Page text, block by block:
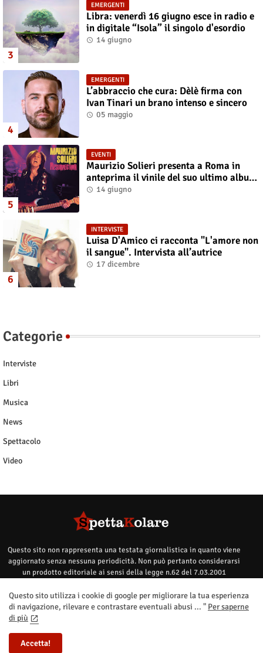
EMERGENTI
Libra: venerdì 16 giugno esce in radio e
in digitale “Isola” il singolo d'esordio
14 giugno
EMERGENTI
L’abbraccio che cura: Dèlè firma con
Ivan Tinari un brano intenso e sincero
05 maggio
EVENTI
Maurizio Solieri presenta a Roma in
anteprima il vinile del suo ultimo album
“Resurrection”
14 giugno
INTERVISTE
Luisa D'Amico ci racconta "L'amore non
il sangue". Intervista all’autrice
17 dicembre
Categorie
Interviste
Libri
Musica
News
Spettacolo
Video
Questo sito non rappresenta una testata giornalistica in quanto viene
aggiornato senza nessuna periodicità. Non può pertanto considerarsi
un prodotto editoriale ai sensi della legge n.62 del 7.03.2001
Home
Questo sito utilizza i cookie di google per migliorare la tua esperienza
di navigazione, rilevare e contrastare eventuali abusi ... " Per saperne
di più
Accetta!